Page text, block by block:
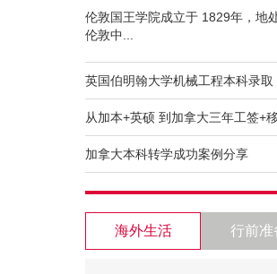
伦敦国王学院成立于 1829年，地
伦敦中...
英国伯明翰大学机械工程本科录取
从加本+英硕 到加拿大三年工签+
加拿大本科转学成功案例分享
海外生活 行前准